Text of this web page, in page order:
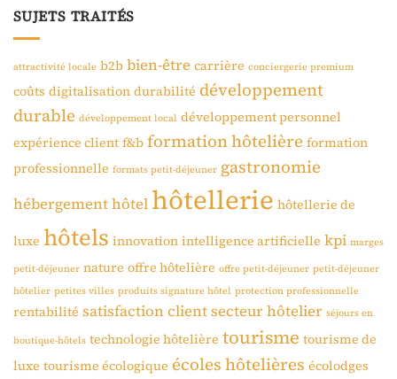
SUJETS TRAITÉS
attractivité locale b2b bien-être carrière conciergerie premium
coûts digitalisation durabilité développement
durable développement local développement personnel
expérience client f&b formation hôtelière formation
professionnelle formats petit-déjeuner gastronomie
hébergementhôtel hôtellerie hôtellerie de
luxe hôtels innovation intelligence artificielle kpi marges
petit-déjeuner nature offre hôtelière offre petit-déjeuner petit-déjeuner
hôtelier petites villes produits signature hôtel protection professionnelle
rentabilité satisfaction clientsecteur hôtelier séjours en
boutique-hôtels technologie hôtelière tourisme tourisme de
luxe tourisme écologique écoles hôtelières écolodges